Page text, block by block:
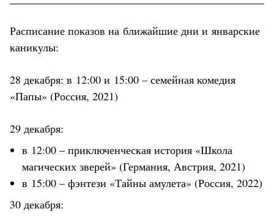
Расписание показов на ближайшие дни и январские
каникулы:
28 декабря: в 12:00 и 15:00 – семейная комедия
«Папы» (Россия, 2021)
29 декабря:
в 12:00 – приключенческая история «Школа
магических зверей» (Германия, Австрия, 2021)
в 15:00 – фэнтези «Тайны амулета» (Россия, 2022)
30 декабря: